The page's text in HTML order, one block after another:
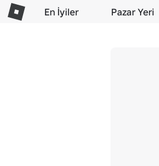
En İyiler Pazar Yeri